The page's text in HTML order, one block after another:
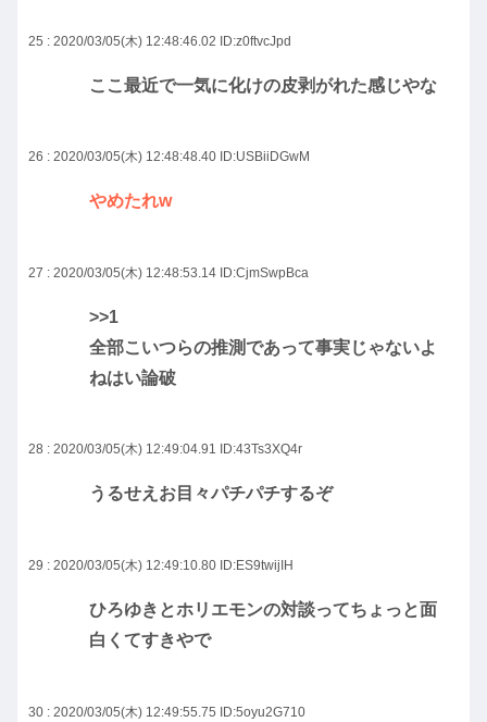
25 : 2020/03/05(木) 12:48:46.02 ID:z0ftvcJpd
ここ最近で一気に化けの皮剥がれた感じやな
26 : 2020/03/05(木) 12:48:48.40 ID:USBiiDGwM
やめたれw
27 : 2020/03/05(木) 12:48:53.14 ID:CjmSwpBca
>>1
全部こいつらの推測であって事実じゃないよ
ねはい論破
28 : 2020/03/05(木) 12:49:04.91 ID:43Ts3XQ4r
うるせえお目々パチパチするぞ
29 : 2020/03/05(木) 12:49:10.80 ID:ES9twijIH
ひろゆきとホリエモンの対談ってちょっと面
白くてすきやで
30 : 2020/03/05(木) 12:49:55.75 ID:5oyu2G710